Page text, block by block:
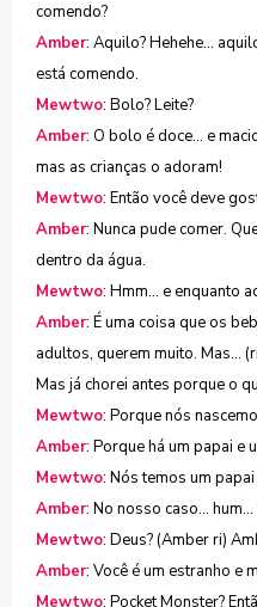
comendo?
Amber: Aquilo? Hehehe...
está comendo.
Mewtwo: Bolo? Leite?
Amber: O bolo é doce... e
mas as crianças o adoram!
Mewtwo: Então você deve
Amber: Nunca pude comer.
dentro da água.
Mewtwo: Hmm... e enquanto
Amber: É uma coisa que os
adultos, querem muito. Mas...
Mas já chorei antes porque o
Mewtwo: Porque nós
Amber: Porque há um papai e
Mewtwo: Nós temos um
Amber: No nosso caso...
Mewtwo: Deus? (Amber ri)
Amber: Você é um estranho e
Mewtwo: Pocket Monster?